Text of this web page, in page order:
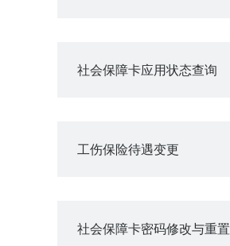
社会保障卡应用状态查询
工伤保险待遇变更
社会保障卡密码修改与重置